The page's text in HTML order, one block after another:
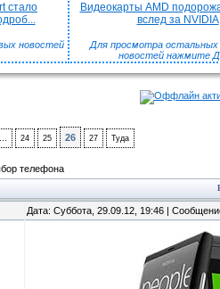
стало
новостей
Видеокарты AMD
вслед за NVIDIA
Для просмотра остальных
новостей нажмите
… 24 25 26 27 Туда
телефона
Дата: Суббота, 29.09.12, 19:46 |